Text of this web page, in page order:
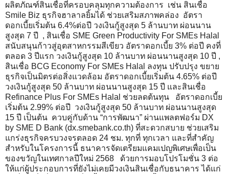
ผลิตภัณฑ์สินเชื่อที่ครอบคลุมทุกความต้องการ เช่น สินเชื่อ
Smile Biz ธุรกิจฮาลาลยิ้มได้ ช่วยเสริมสภาพคล่อง อัตรา
ดอกเบี้ยเริ่มต้น 6.4%ต่อปี วงเงินกู้สูงสุด 5 ล้านบาท ผ่อนนาน
สูงสุด 7 ปี , สินเชื่อ SME Green Productivity For SMEs Halal
สนับสนุนก้าวสู่อุตสาหกรรมสีเขียว อัตราดอกเบี้ย 3% ต่อปี คงที่
ตลอด 3 ปีแรก วงเงินกู้สูงสุด 10 ล้านบาท ผ่อนนานสูงสุด 10 ปี ,
สินเชื่อ BCG Economy For SMEs Halal ลงทุน ปรับปรุง ขยาย
ธุรกิจเป็นมิตรต่อสิ่งแวดล้อม อัตราดอกเบี้ยเริ่มต้น 4.65% ต่อปี
วงเงินกู้สูงสุด 50 ล้านบาท ผ่อนนานสูงสุด 15 ปี และสินเชื่อ
Refinance Plus For SMEs Halal ช่วยลดต้นทุน อัตราดอกเบี้ย
เริ่มต้น 2.99% ต่อปี วงเงินกู้สูงสุด 50 ล้านบาท ผ่อนนานสูงสุด
15 ปี เป็นต้น ควบคู่กับด้าน “การพัฒนา” ผ่านแพลตฟอร์ม DX
by SME D Bank (dx.smebank.co.th) ที่สะดวกสบาย ช่วยเสริม
แกร่งธุรกิจครบวงจรตลอด 24 ชม. ทุกที่ ทุกเวลา และที่สำคัญ
สำหรับในโครงการนี้ ธนาคารจัดเตรียมแคมเปญพิเศษเพื่อเป็น
ของขวัญในเทศกาลปีใหม่ 2568 ด้วยการมอบโปรโมชั่น 3 ต่อ
ให้แก่ผู้ประกอบการที่ยังไม่เคยมีวงเงินสินเชื่อกับธนาคาร ได้แก่